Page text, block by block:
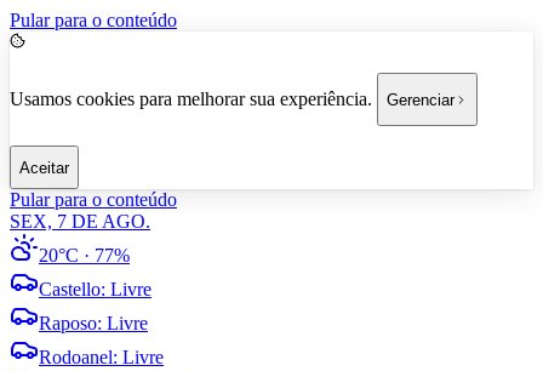
Pular para o conteúdo
Usamos cookies para melhorar sua experiência. Gerenciar
Aceitar
Pular para o conteúdo
SEX, 7 DE AGO.
20°C · 77%
Castello: Livre
Raposo: Livre
Rodoanel: Livre